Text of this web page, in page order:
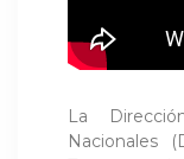
La
Nacionales